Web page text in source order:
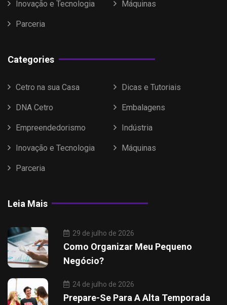
Inovação e Tecnologia Máquinas
Parceria
Categories
Cetro na sua Casa Dicas e Tutoriais
DNA Cetro Embalagens
Empreendedorismo Indústria
Inovação e Tecnologia Máquinas
Parceria
Leia Mais
29 de julho de 2026
Como Organizar Meu Pequeno
Negócio?
24 de julho de 2026
Prepare-Se Para A Alta Temporada